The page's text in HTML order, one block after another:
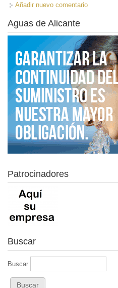
Añadir nuevo comentario
Aguas de Alicante
Patrocinadores
Buscar
Buscar